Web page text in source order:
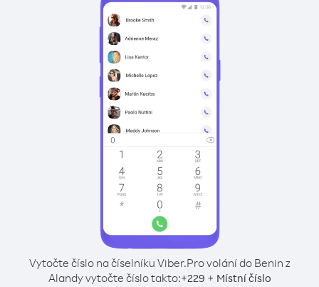
Vytočte číslo na číselníku Viber.Pro volání do Benin z
Alandy vytočte číslo takto:+229 + Místní číslo